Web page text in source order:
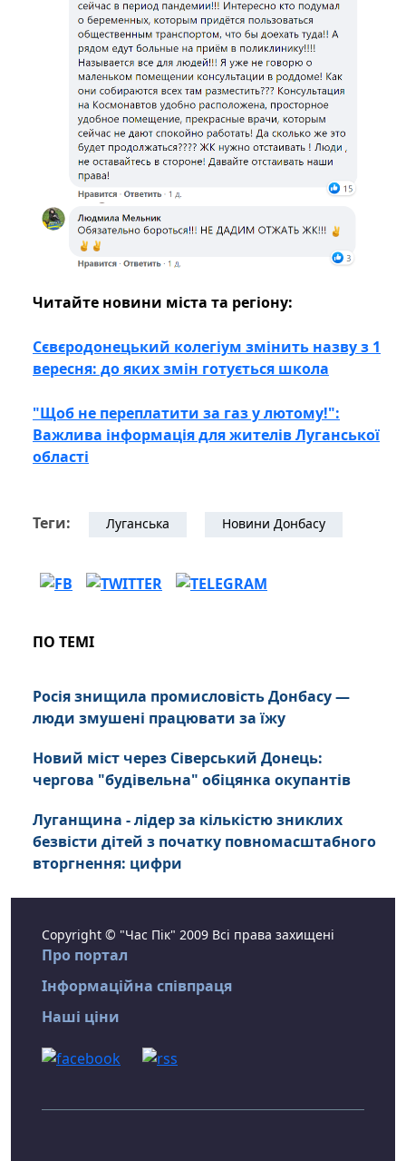
Читайте новини міста та регіону:
Сєвєродонецький колегіум змінить назву з 1
вересня: до яких змін готується школа
"Щоб не переплатити за газ у лютому!":
Важлива інформація для жителів Луганської
області
Теги: Луганська Новини Донбасу
ПО ТЕМІ
Росія знищила промисловість Донбасу —
люди змушені працювати за їжу
Новий міст через Сіверський Донець:
чергова "будівельна" обіцянка окупантів
Луганщина - лідер за кількістю зниклих
безвісти дітей з початку повномасштабного
вторгнення: цифри
Copyright © "Час Пік" 2009 Всі права захищені
Про портал
Інформаційна співпраця
Наші ціни